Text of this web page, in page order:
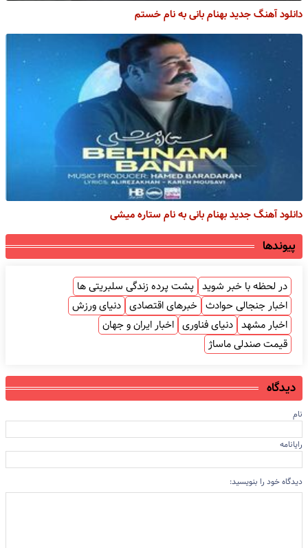
دانلود آهنگ جدید بهنام بانی به نام خستم
دانلود آهنگ جدید بهنام بانی به نام ستاره میشی
پیوندها
در لحظه با خبر شوید پشت پرده زندگی سلبریتی ها
اخبار جنجالی حوادث خبرهای اقتصادی دنیای ورزش
اخبار مشهد دنیای فناوری اخبار ایران و جهان
قیمت صندلی ماساژ
دیدگاه
نام
رایانامه
دیدگاه خود را بنویسید: